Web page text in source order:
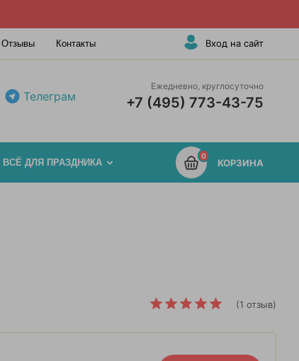
Отзывы Контакты Вход на сайт
Телеграм
Ежедневно, круглосуточно
+7 (495) 773-43-75
0
КОРЗИНА
ВСЁ ДЛЯ ПРАЗДНИКА
(1 отзыв)